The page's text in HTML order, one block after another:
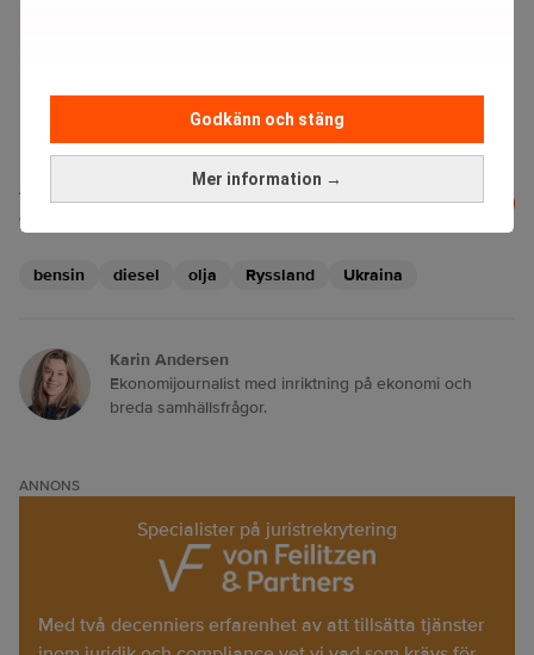
Mer information →
Godkänn och stäng
Läs mer från Realtid - vårt nyhetsbrev
är kostnadsfritt:
Prenumerera
bensin diesel olja Ryssland Ukraina
Karin Andersen
Ekonomijournalist med inriktning på ekonomi och
breda samhällsfrågor.
ANNONS
Specialister på juristrekrytering
Med två decenniers erfarenhet av att tillsätta tjänster